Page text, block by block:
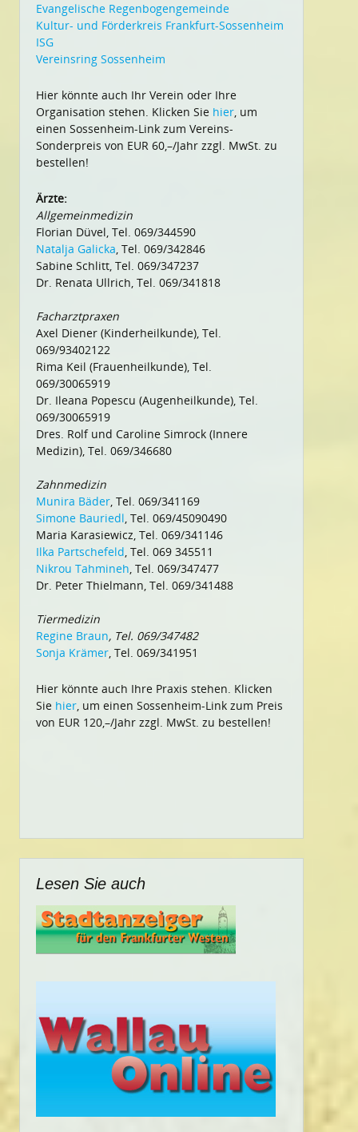
Evangelische Regenbogengemeinde
Kultur- und Förderkreis Frankfurt-Sossenheim
ISG
Vereinsring Sossenheim
Hier könnte auch Ihr Verein oder Ihre
Organisation stehen. Klicken Sie hier, um
einen Sossenheim-Link zum Vereins-
Sonderpreis von EUR 60,–/Jahr zzgl. MwSt. zu
bestellen!
Ärzte:
Allgemeinmedizin
Florian Düvel, Tel. 069/344590
Natalja Galicka, Tel. 069/342846
Sabine Schlitt, Tel. 069/347237
Dr. Renata Ullrich, Tel. 069/341818
Facharztpraxen
Axel Diener (Kinderheilkunde), Tel.
069/93402122
Rima Keil (Frauenheilkunde), Tel.
069/30065919
Dr. Ileana Popescu (Augenheilkunde), Tel.
069/30065919
Dres. Rolf und Caroline Simrock (Innere
Medizin), Tel. 069/346680
Zahnmedizin
Munira Bäder, Tel. 069/341169
Simone Bauriedl, Tel. 069/45090490
Maria Karasiewicz, Tel. 069/341146
Ilka Partschefeld, Tel. 069 345511
Nikrou Tahmineh, Tel. 069/347477
Dr. Peter Thielmann, Tel. 069/341488
Tiermedizin
Regine Braun, Tel. 069/347482
Sonja Krämer, Tel. 069/341951
Hier könnte auch Ihre Praxis stehen. Klicken
Sie hier, um einen Sossenheim-Link zum Preis
von EUR 120,–/Jahr zzgl. MwSt. zu bestellen!
Lesen Sie auch